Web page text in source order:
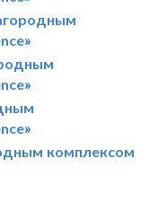
комплексом